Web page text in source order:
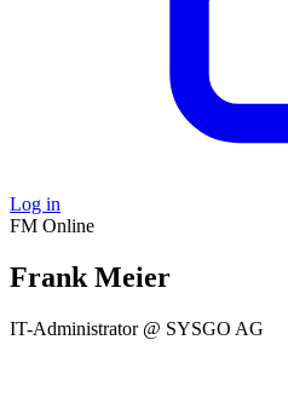
Log in
FM Online
Frank Meier
IT-Administrator @ SYSGO AG